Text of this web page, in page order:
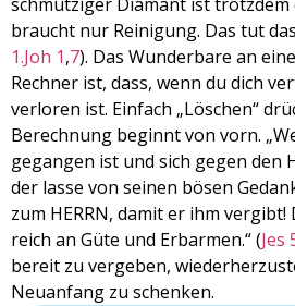
braucht nur Reinigung. Das tut
1.Joh 1,7). Das Wunderbare an
Rechner ist, dass, wenn du dich
verloren ist. Einfach „Löschen“
Berechnung beginnt von vorn.
gegangen ist und sich gegen den
der lasse von seinen bösen
zum HERRN, damit er ihm
reich an Güte und Erbarmen.“ (Jes
bereit zu vergeben,
Neuanfang zu schenken.